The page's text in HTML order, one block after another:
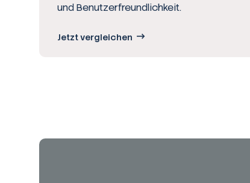
und Benutzerfreundlichkeit.
Jetzt vergleichen